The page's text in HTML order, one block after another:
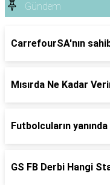
Gündem
CarrefourSA'nın
Mısırda Ne Kadar
Futbolcuların
GS FB Derbi Hangi